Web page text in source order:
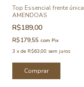
Top Essencial frente única
AMENDOAS
R$189,00
R$179,55 com Pix
3 x de R$63,00 sem juros
Comprar